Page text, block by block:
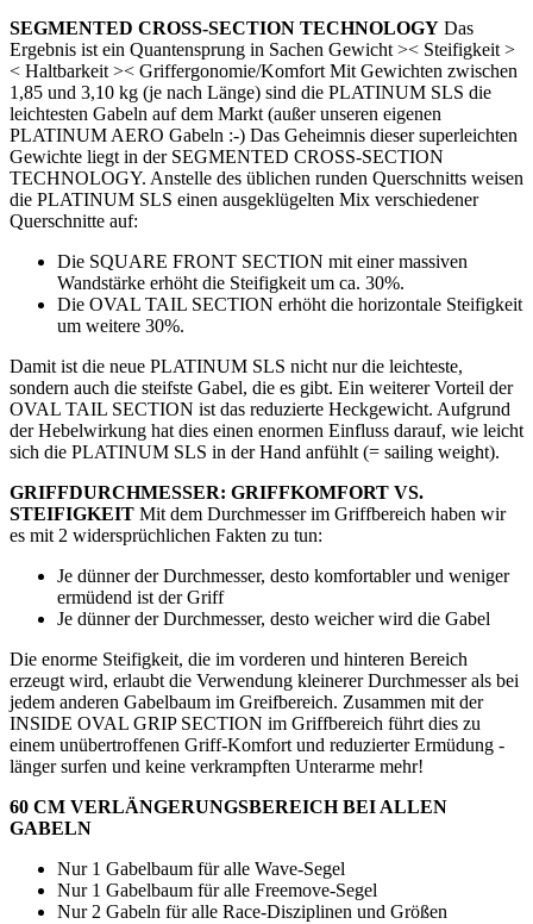
SEGMENTED CROSS-SECTION TECHNOLOGY Das
Ergebnis ist ein Quantensprung in Sachen Gewicht >< Steifigkeit >
< Haltbarkeit >< Griffergonomie/Komfort Mit Gewichten zwischen
1,85 und 3,10 kg (je nach Länge) sind die PLATINUM SLS die
leichtesten Gabeln auf dem Markt (außer unseren eigenen
PLATINUM AERO Gabeln :-) Das Geheimnis dieser superleichten
Gewichte liegt in der SEGMENTED CROSS-SECTION
TECHNOLOGY. Anstelle des üblichen runden Querschnitts weisen
die PLATINUM SLS einen ausgeklügelten Mix verschiedener
Querschnitte auf:
Die SQUARE FRONT SECTION mit einer massiven
Wandstärke erhöht die Steifigkeit um ca. 30%.
Die OVAL TAIL SECTION erhöht die horizontale Steifigkeit
um weitere 30%.
Damit ist die neue PLATINUM SLS nicht nur die leichteste,
sondern auch die steifste Gabel, die es gibt. Ein weiterer Vorteil der
OVAL TAIL SECTION ist das reduzierte Heckgewicht. Aufgrund
der Hebelwirkung hat dies einen enormen Einfluss darauf, wie leicht
sich die PLATINUM SLS in der Hand anfühlt (= sailing weight).
GRIFFDURCHMESSER: GRIFFKOMFORT VS.
STEIFIGKEIT Mit dem Durchmesser im Griffbereich haben wir
es mit 2 widersprüchlichen Fakten zu tun:
Je dünner der Durchmesser, desto komfortabler und weniger
ermüdend ist der Griff
Je dünner der Durchmesser, desto weicher wird die Gabel
Die enorme Steifigkeit, die im vorderen und hinteren Bereich
erzeugt wird, erlaubt die Verwendung kleinerer Durchmesser als bei
jedem anderen Gabelbaum im Greifbereich. Zusammen mit der
INSIDE OVAL GRIP SECTION im Griffbereich führt dies zu
einem unübertroffenen Griff-Komfort und reduzierter Ermüdung -
länger surfen und keine verkrampften Unterarme mehr!
60 CM VERLÄNGERUNGSBEREICH BEI ALLEN
GABELN
Nur 1 Gabelbaum für alle Wave-Segel
Nur 1 Gabelbaum für alle Freemove-Segel
Nur 2 Gabeln für alle Race-Disziplinen und Größen